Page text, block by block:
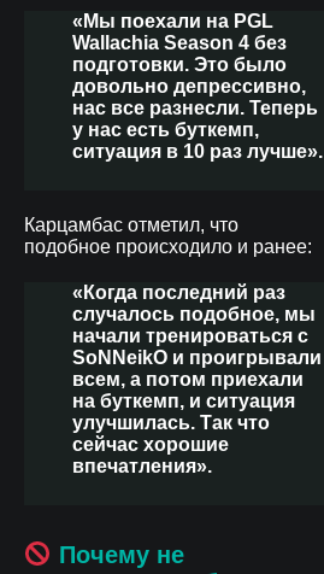
«Мы поехали на PGL
Wallachia Season 4 без
подготовки. Это было
довольно депрессивно,
нас все разнесли. Теперь
у нас есть буткемп,
ситуация в 10 раз лучше».
Карцамбас отметил, что
подобное происходило и ранее:
«Когда последний раз
случалось подобное, мы
начали тренироваться с
SoNNeikO и проигрывали
всем, а потом приехали
на буткемп, и ситуация
улучшилась. Так что
сейчас хорошие
впечатления».
Почему не